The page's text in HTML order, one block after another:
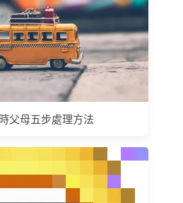
父母五步處理方法